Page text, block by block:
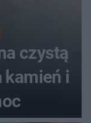
czystą
kamień i